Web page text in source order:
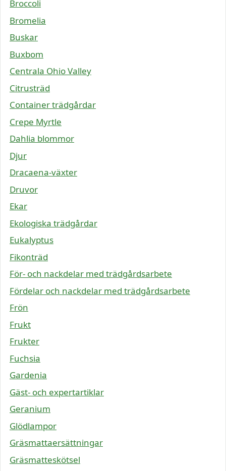
Broccoli
Bromelia
Buskar
Buxbom
Centrala Ohio Valley
Citrusträd
Container trädgårdar
Crepe Myrtle
Dahlia blommor
Djur
Dracaena-växter
Druvor
Ekar
Ekologiska trädgårdar
Eukalyptus
Fikonträd
För- och nackdelar med trädgårdsarbete
Fördelar och nackdelar med trädgårdsarbete
Frön
Frukt
Frukter
Fuchsia
Gardenia
Gäst- och expertartiklar
Geranium
Glödlampor
Gräsmattaersättningar
Gräsmatteskötsel